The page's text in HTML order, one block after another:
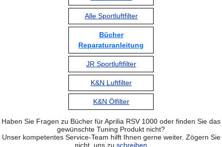
Alle Sportluftfilter
Bücher
Reparaturanleitung
JR Sportluftfilter
K&N Luftfilter
K&N Ölfilter
Haben Sie Fragen zu Bücher für Aprilia RSV 1000 oder finden Sie das
gewünschte Tuning Produkt nicht?
Unser kompetentes Service-Team hilft Ihnen gerne weiter. Zögern Sie
nicht, uns zu schreiben